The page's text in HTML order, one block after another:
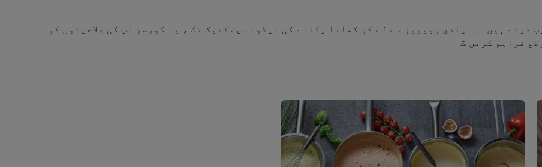
دیئے ہیں۔ بنیادی رییپیز سے لے کر کھانا پکانے کی ایڈوانس تکنیک تک ، یہ کورسز آپ کی صلاحیتوں کو
فراہم کریں گ